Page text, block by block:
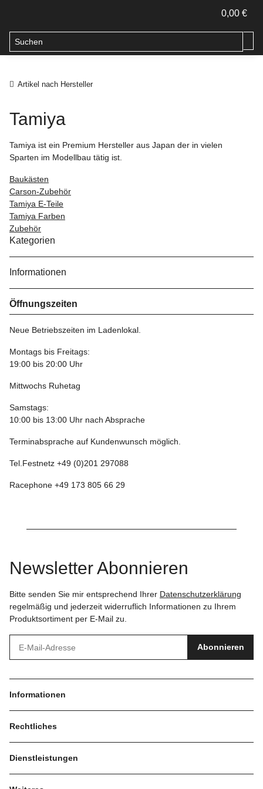
0,00 €
Artikel nach Hersteller
Tamiya
Tamiya ist ein Premium Hersteller aus Japan der in vielen
Sparten im Modellbau tätig ist.
Baukästen
Carson-Zubehör
Tamiya E-Teile
Tamiya Farben
Zubehör
Kategorien
Informationen
Öffnungszeiten
Neue Betriebszeiten im Ladenlokal.
Montags bis Freitags:
19:00 bis 20:00 Uhr
Mittwochs Ruhetag
Samstags:
10:00 bis 13:00 Uhr nach Absprache
Terminabsprache auf Kundenwunsch möglich.
Tel.Festnetz +49 (0)201 297088
Racephone +49 173 805 66 29
Newsletter Abonnieren
Bitte senden Sie mir entsprechend Ihrer Datenschutzerklärung
regelmäßig und jederzeit widerruflich Informationen zu Ihrem
Produktsortiment per E-Mail zu.
Abonnieren
Informationen
Rechtliches
Dienstleistungen